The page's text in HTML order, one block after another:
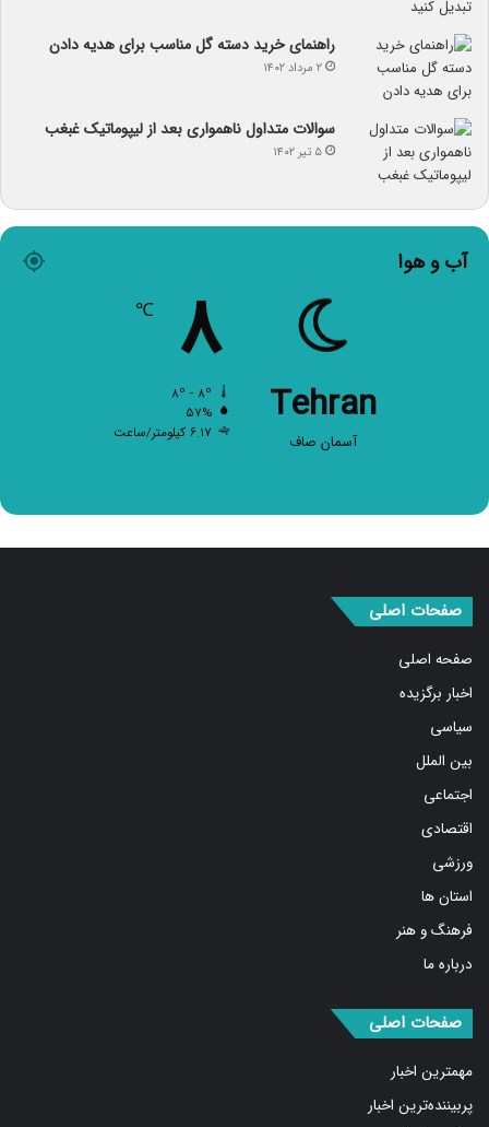
راهنمای خرید دسته گل مناسب برای هدیه دادن
۲ مرداد ۱۴۰۲
سوالات متداول ناهمواری بعد از لیپوماتیک غبغب
۵ تیر ۱۴۰۲
آب و هوا
Tehran
آسمان صاف
۸ ℃
۵۷%
۶.۱۷ کیلومتر/ساعت
صفحات اصلی
صفحه اصلی
اخبار برگزیده
سیاسی
بین الملل
اجتماعی
اقتصادی
ورزشی
استان ها
فرهنگ و هنر
درباره ما
صفحات اصلی
مهمترین اخبار
پربیننده‌ترین اخبار